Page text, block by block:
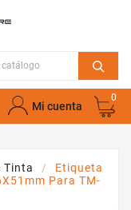
Mi cuenta
0
Tinta
Etiqueta
Para TM-